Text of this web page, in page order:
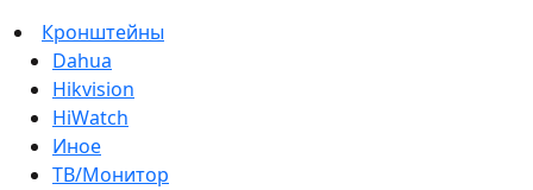
Кронштейны
Dahua
Hikvision
HiWatch
Иное
ТВ/Монитор